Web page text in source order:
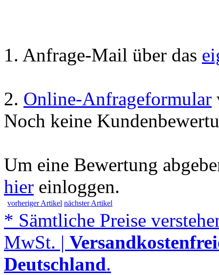
1. Anfrage-Mail über das
2. Online-Anfrageformular
Noch keine
Um eine Bewertung
hier einloggen.
vorheriger Artikel nächster Artikel
* Sämtliche Preise
MwSt. |
Deutschland.